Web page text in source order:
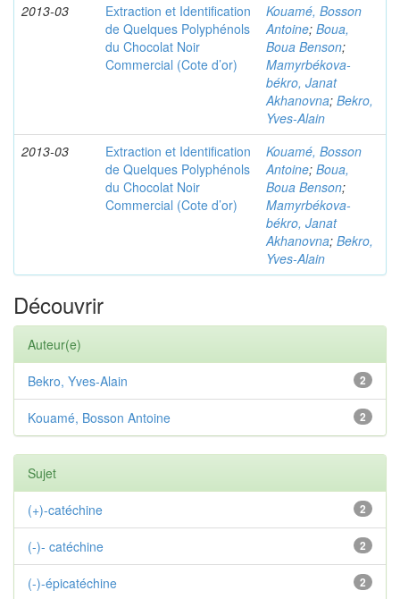
2013-03
Extraction et Identification
de Quelques Polyphénols
du Chocolat Noir
Commercial (Cote d’or)
Kouamé, Bosson
Antoine; Boua,
Boua Benson;
Mamyrbékova-
békro, Janat
Akhanovna; Bekro,
Yves-Alain
2013-03
Extraction et Identification
de Quelques Polyphénols
du Chocolat Noir
Commercial (Cote d’or)
Kouamé, Bosson
Antoine; Boua,
Boua Benson;
Mamyrbékova-
békro, Janat
Akhanovna; Bekro,
Yves-Alain
Découvrir
Auteur(e)
2
Bekro, Yves-Alain
2
Kouamé, Bosson Antoine
Sujet
2
(+)-catéchine
2
(-)- catéchine
2
(-)-épicatéchine